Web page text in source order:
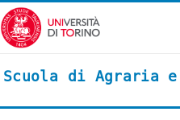
Vai al contenuto
Scuola di Agraria